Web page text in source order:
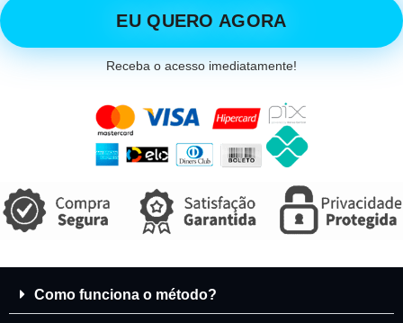
EU QUERO AGORA
Receba o acesso imediatamente!
Como funciona o método?